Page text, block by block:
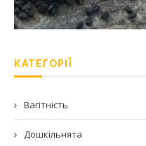
КАТЕГОРІЇ
Вагітність
Дошкільнята